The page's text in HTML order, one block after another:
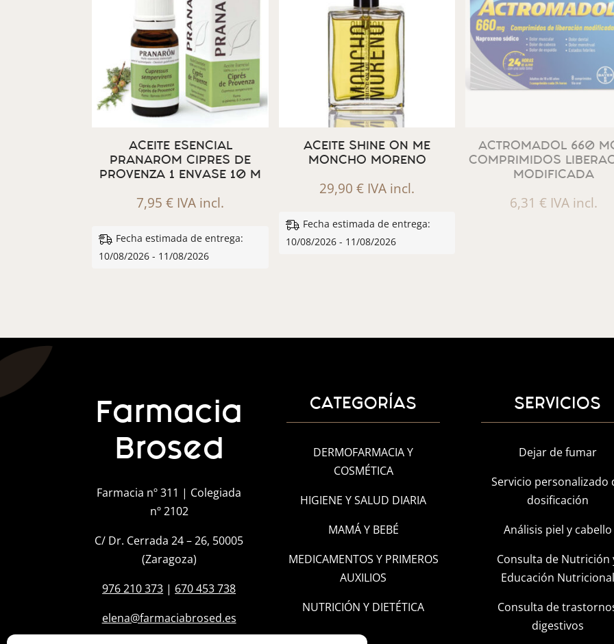
ACEITE ESENCIAL
PRANAROM CIPRES DE
PROVENZA 1 ENVASE 10 M
7,95€ IVA incl.
Fecha estimada de entrega:
10/08/2026 - 11/08/2026
ACEITE SHINE ON ME
MONCHO MORENO
29,90€ IVA incl.
Fecha estimada de entrega:
10/08/2026 - 11/08/2026
ACTROMADOL 660
COMPRIMIDOS
MODIFICADA
6,31€ IVA incl.
Farmacia
Brosed
Farmacia nº 311 | Colegiada
nº 2102
C/ Dr. Cerrada 24 – 26, 50005
(Zaragoza)
976 210 373 | 670 453 738
elena@farmaciabrosed.es
CATEGORÍAS
DERMOFARMACIA Y
COSMÉTICA
HIGIENE Y SALUD DIARIA
MAMÁ Y BEBÉ
MEDICAMENTOS Y PRIMEROS
AUXILIOS
NUTRICIÓN Y DIETÉTICA
SERVICIOS
Dejar de fumar
Servicio personalizado
dosificación
Análisis piel y cabello
Consulta de Nutrición
Educación Nutricional
Consulta de
digestivos